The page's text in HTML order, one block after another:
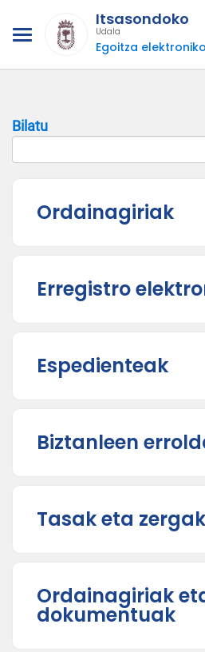
Itsasondoko
Udala
Egoitza
Bilatu
Ordainagiriak
Erregistro
Espedienteak
Biztanleen
Tasak eta zergak
Ordainagiriak
dokumentuak